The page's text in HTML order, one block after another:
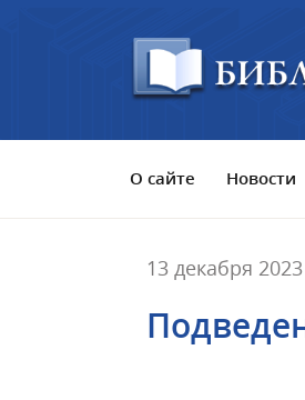
О сайте Новости
13 декабря 2023